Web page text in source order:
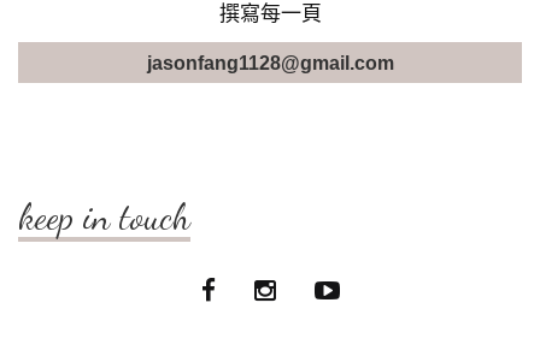
撰寫每一頁
jasonfang1128@gmail.com
keep in touch